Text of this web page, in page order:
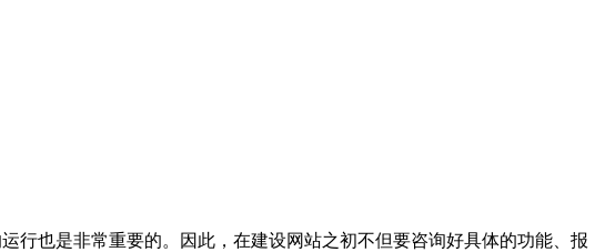
行也是非常重要的。因此，在建设网站之初不但要咨询好具体的功能、报